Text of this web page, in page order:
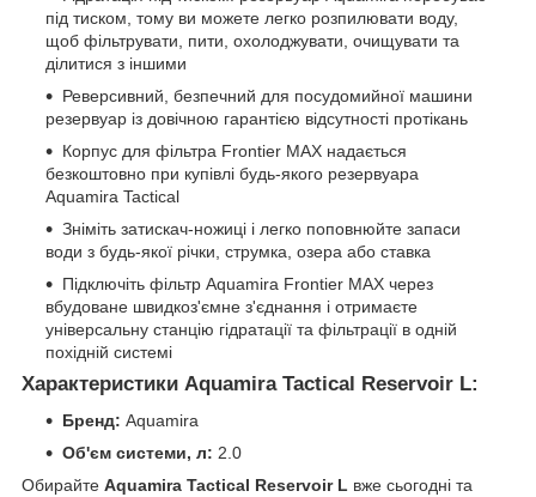
під тиском, тому ви можете легко розпилювати воду,
щоб фільтрувати, пити, охолоджувати, очищувати та
ділитися з іншими
Реверсивний, безпечний для посудомийної машини
резервуар із довічною гарантією відсутності протікань
Корпус для фільтра Frontier MAX надається
безкоштовно при купівлі будь-якого резервуара
Aquamira Tactical
Зніміть затискач-ножиці і легко поповнюйте запаси
води з будь-якої річки, струмка, озера або ставка
Підключіть фільтр Aquamira Frontier MAX через
вбудоване швидкоз'ємне з'єднання і отримаєте
універсальну станцію гідратації та фільтрації в одній
похідній системі
Характеристики Aquamira Tactical Reservoir L:
Бренд: Aquamira
Об'єм системи, л: 2.0
Обирайте Aquamira Tactical Reservoir L вже сьогодні та